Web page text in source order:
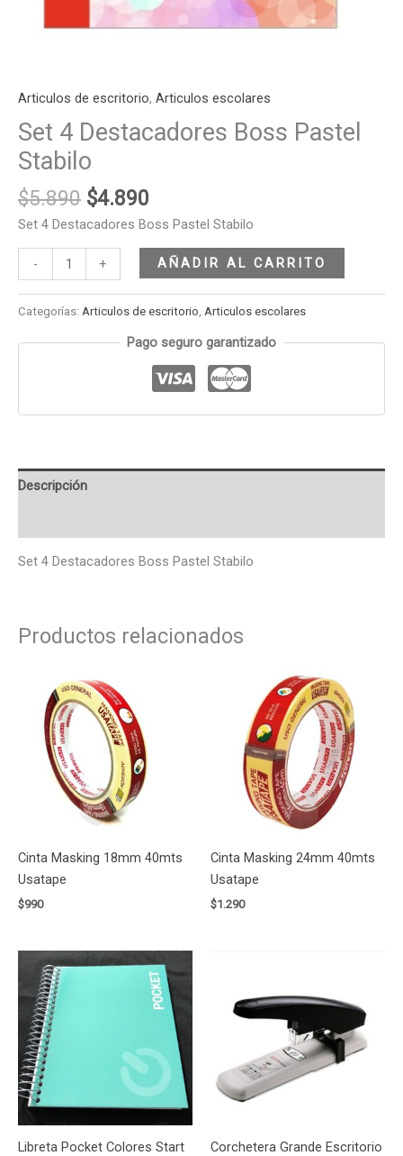
Articulos de escritorio, Articulos escolares
Set 4 Destacadores Boss Pastel
Stabilo
$5.890 $4.890
Set 4 Destacadores Boss Pastel Stabilo
- + AÑADIR AL CARRITO
Categorías: Articulos de escritorio Articulos escolares
Pago seguro garantizado
Descripción
Set 4 Destacadores Boss Pastel Stabilo
Productos relacionados
Cinta Masking 18mm 40mts
Usatape
$990
Cinta Masking 24mm 40mts
Usatape
$1.290
Libreta Pocket Colores Start
Corchetera Grande Escritorio